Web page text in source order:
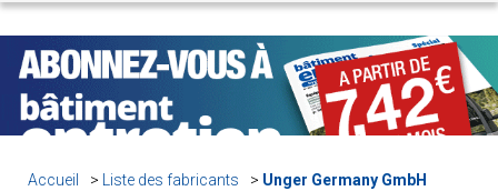
Accueil Liste des fabricants Unger Germany GmbH